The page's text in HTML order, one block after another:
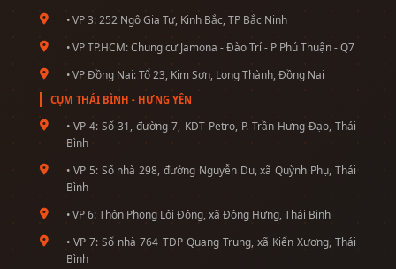
• VP 3: 252 Ngô Gia Tự, Kinh Bắc, TP Bắc Ninh
• VP TP.HCM: Chung cư Jamona - Đào Trí - P Phú Thuận - Q7
• VP Đồng Nai: Tổ 23, Kim Sơn, Long Thành, Đồng Nai
CỤM THÁI BÌNH - HƯNG YÊN
• VP 4: Số 31, đường 7, KDT Petro, P. Trần Hưng Đạo, Thái
Bình
• VP 5: Số nhà 298, đường Nguyễn Du, xã Quỳnh Phụ, Thái
Bình
• VP 6: Thôn Phong Lôi Đông, xã Đông Hưng, Thái Bình
• VP 7: Số nhà 764 TDP Quang Trung, xã Kiến Xương, Thái
Bình